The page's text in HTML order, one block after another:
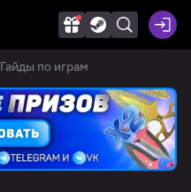
Гайды по играм